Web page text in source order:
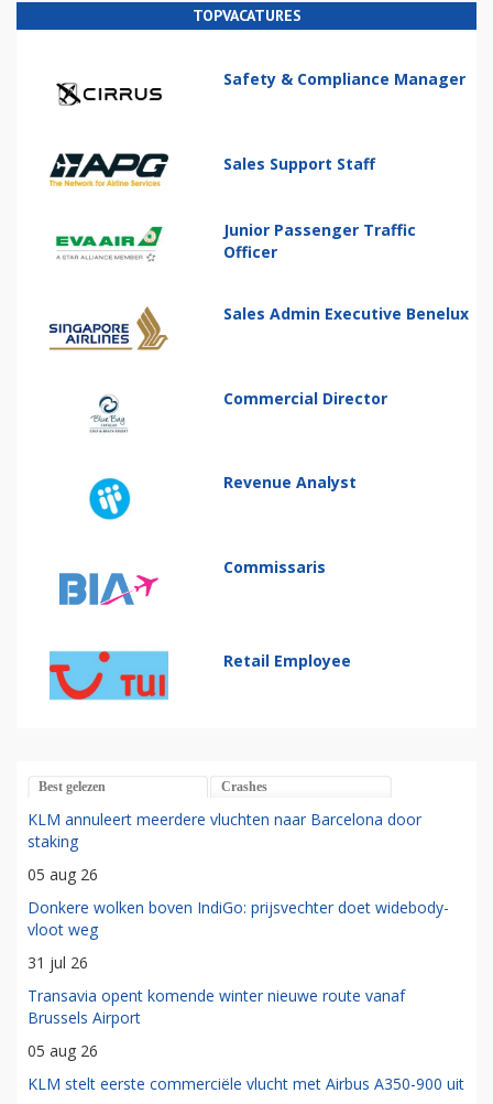
TOPVACATURES
Safety & Compliance Manager
Sales Support Staff
Junior Passenger Traffic
Officer
Sales Admin Executive Benelux
Commercial Director
Revenue Analyst
Commissaris
Retail Employee
Best gelezen Crashes
KLM annuleert meerdere vluchten naar Barcelona door
staking
05 aug 26
Donkere wolken boven IndiGo: prijsvechter doet widebody-
vloot weg
31 jul 26
Transavia opent komende winter nieuwe route vanaf
Brussels Airport
05 aug 26
KLM stelt eerste commerciële vlucht met Airbus A350-900 uit